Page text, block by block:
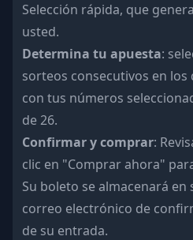
Selección rápida, que
usted.
Determina tu apuesta:
sorteos consecutivos en
con tus números
de 26.
Confirmar y comprar:
clic en "Comprar ahora"
Su boleto se almacenará
correo electrónico de
de su entrada.